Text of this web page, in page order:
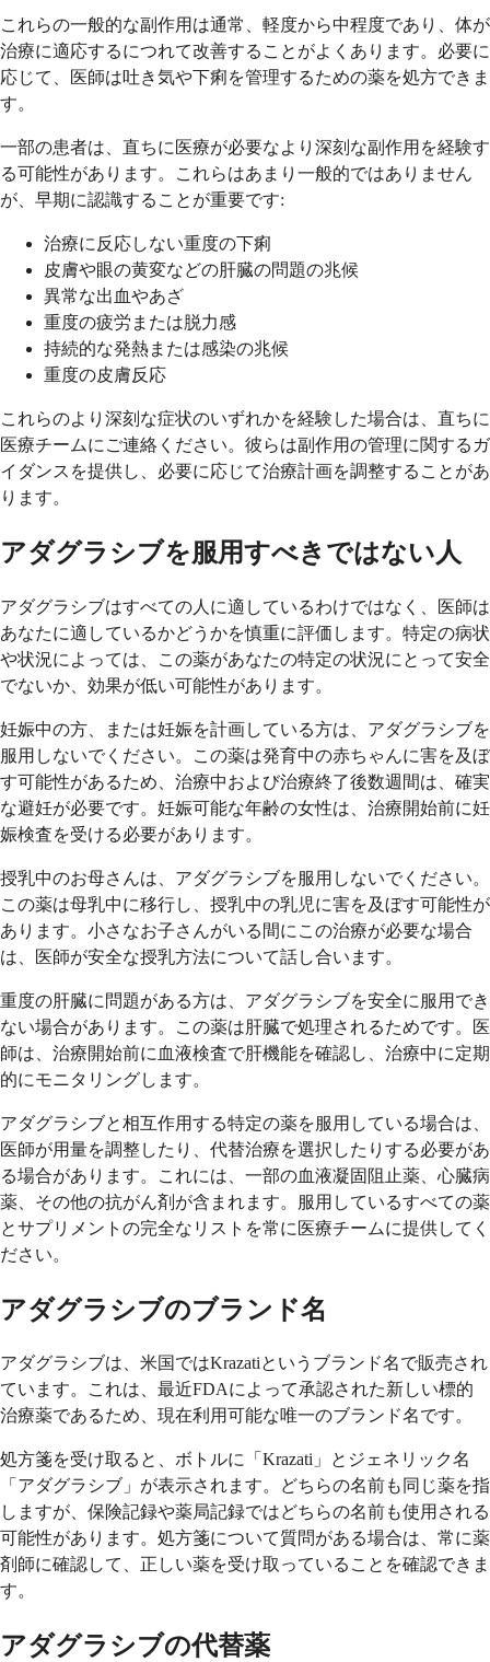
これらの一般的な副作用は通常、軽度から中程度であり、体が
治療に適応するにつれて改善することがよくあります。必要に
応じて、医師は吐き気や下痢を管理するための薬を処方できま
す。
一部の患者は、直ちに医療が必要なより深刻な副作用を経験す
る可能性があります。これらはあまり一般的ではありません
が、早期に認識することが重要です:
治療に反応しない重度の下痢
皮膚や眼の黄変などの肝臓の問題の兆候
異常な出血やあざ
重度の疲労または脱力感
持続的な発熱または感染の兆候
重度の皮膚反応
これらのより深刻な症状のいずれかを経験した場合は、直ちに
医療チームにご連絡ください。彼らは副作用の管理に関するガ
イダンスを提供し、必要に応じて治療計画を調整することがあ
ります。
アダグラシブを服用すべきではない人
アダグラシブはすべての人に適しているわけではなく、医師は
あなたに適しているかどうかを慎重に評価します。特定の病状
や状況によっては、この薬があなたの特定の状況にとって安全
でないか、効果が低い可能性があります。
妊娠中の方、または妊娠を計画している方は、アダグラシブを
服用しないでください。この薬は発育中の赤ちゃんに害を及ぼ
す可能性があるため、治療中および治療終了後数週間は、確実
な避妊が必要です。妊娠可能な年齢の女性は、治療開始前に妊
娠検査を受ける必要があります。
授乳中のお母さんは、アダグラシブを服用しないでください。
この薬は母乳中に移行し、授乳中の乳児に害を及ぼす可能性が
あります。小さなお子さんがいる間にこの治療が必要な場合
は、医師が安全な授乳方法について話し合います。
重度の肝臓に問題がある方は、アダグラシブを安全に服用でき
ない場合があります。この薬は肝臓で処理されるためです。医
師は、治療開始前に血液検査で肝機能を確認し、治療中に定期
的にモニタリングします。
アダグラシブと相互作用する特定の薬を服用している場合は、
医師が用量を調整したり、代替治療を選択したりする必要があ
る場合があります。これには、一部の血液凝固阻止薬、心臓病
薬、その他の抗がん剤が含まれます。服用しているすべての薬
とサプリメントの完全なリストを常に医療チームに提供してく
ださい。
アダグラシブのブランド名
アダグラシブは、米国ではKrazatiというブランド名で販売され
ています。これは、最近FDAによって承認された新しい標的
治療薬であるため、現在利用可能な唯一のブランド名です。
処方箋を受け取ると、ボトルに「Krazati」とジェネリック名
「アダグラシブ」が表示されます。どちらの名前も同じ薬を指
しますが、保険記録や薬局記録ではどちらの名前も使用される
可能性があります。処方箋について質問がある場合は、常に薬
剤師に確認して、正しい薬を受け取っていることを確認できま
す。
アダグラシブの代替薬